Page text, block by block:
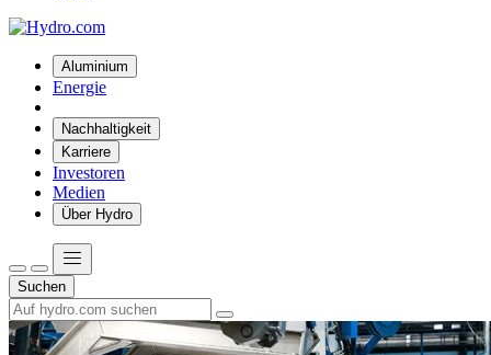
Aluminium
Energie
Nachhaltigkeit
Karriere
Investoren
Medien
Über Hydro
Suchen